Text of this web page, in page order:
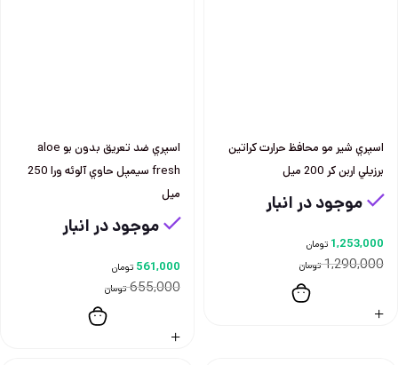
اسپري شير مو محافظ حرارت كراتين
برزيلي اربن كر 200 ميل
موجود در انبار
1,290,000 تومان
1,253,000 تومان
اسپري ضد تعريق بدون بو aloe
fresh سيمپل حاوي آلوئه ورا 250
ميل
موجود در انبار
655,000 تومان
561,000 تومان